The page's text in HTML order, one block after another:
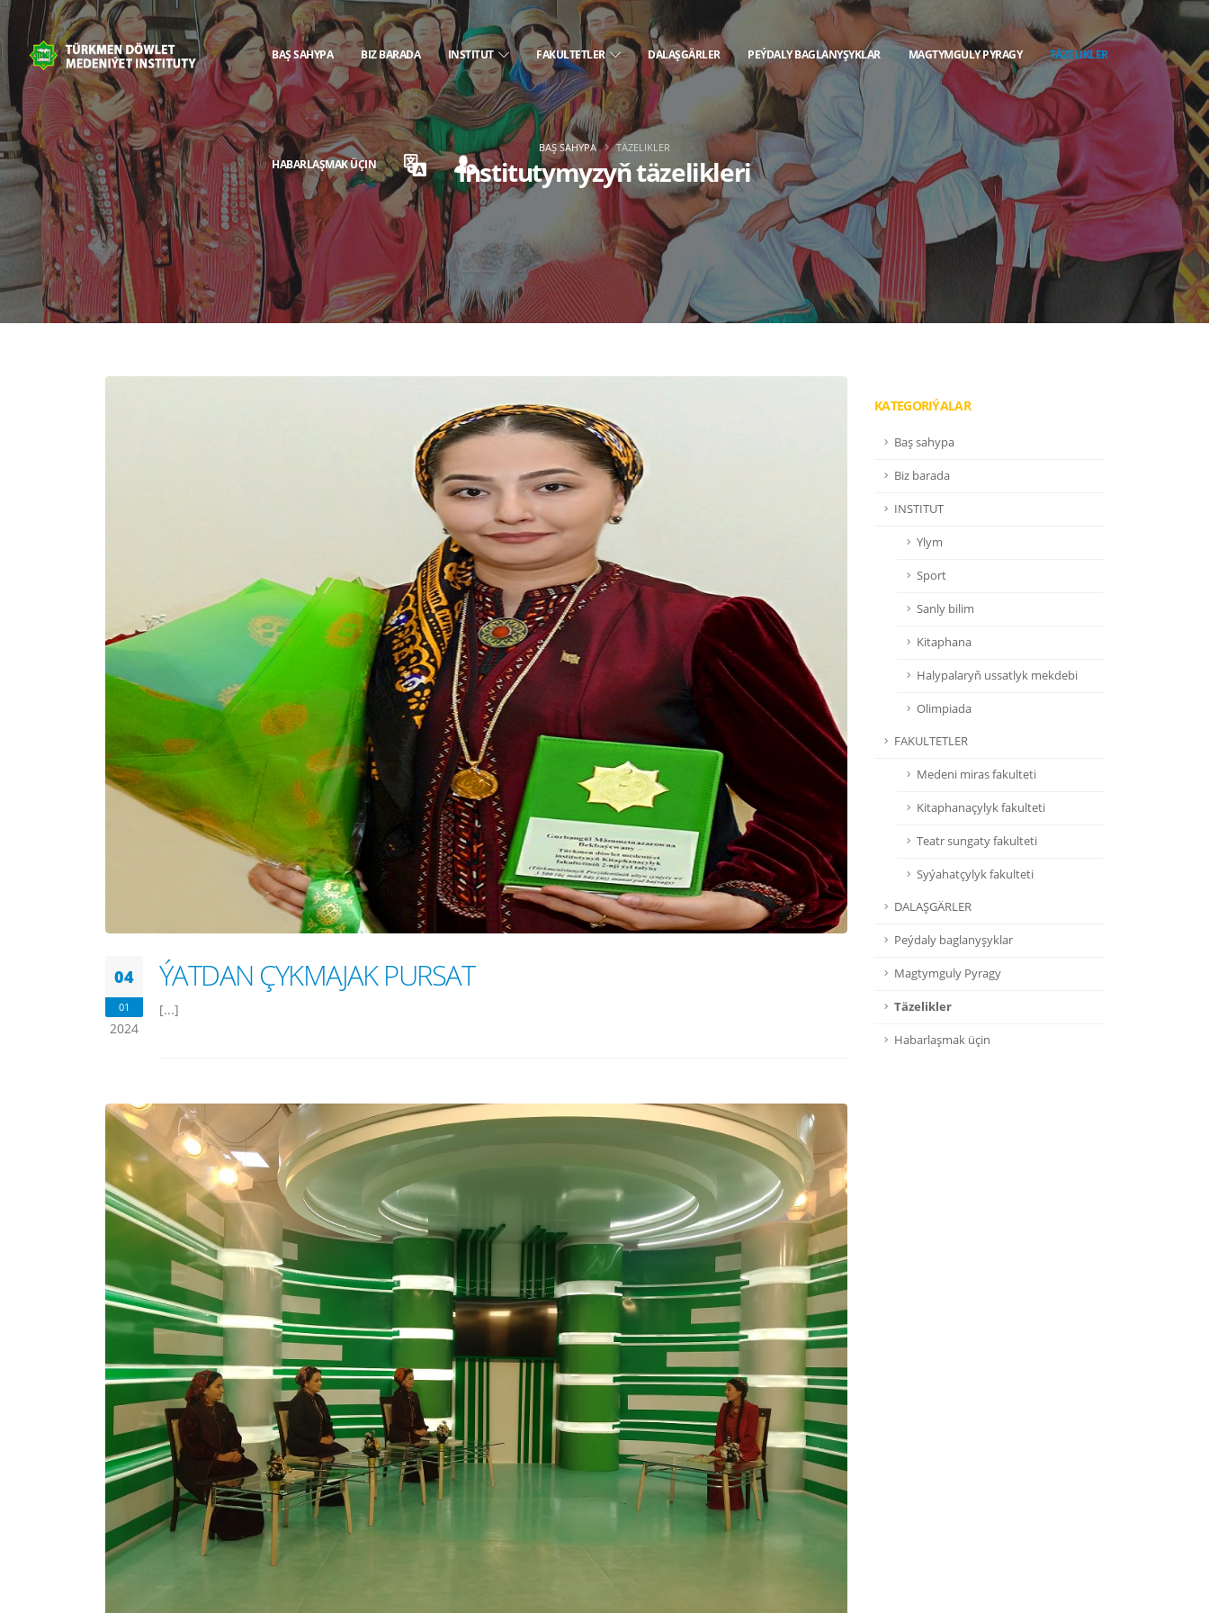
BAŞ SAHYPA BIZ BARADA INSTITUT FAKULTETLER DALAŞGÄRLER PEÝDALY BAGLANYŞYKLAR MAGTYMGULY PYRAGY TÄZELIKLER
HABARLAŞMAK ÜÇIN Institutymyzyň täzelikleri
BAŞ SAHYPA TÄZELIKLER
04
01
2024
ÝATDAN ÇYKMAJAK PURSAT
[...]
KATEGORIÝALAR
Baş sahypa
Biz barada
INSTITUT
Ylym
Sport
Sanly bilim
Kitaphana
Halypalaryň ussatlyk mekdebi
Olimpiada
FAKULTETLER
Medeni miras fakulteti
Kitaphanaçylyk fakulteti
Teatr sungaty fakulteti
Syýahatçylyk fakulteti
DALAŞGÄRLER
Peýdaly baglanyşyklar
Magtymguly Pyragy
Täzelikler
Habarlaşmak üçin